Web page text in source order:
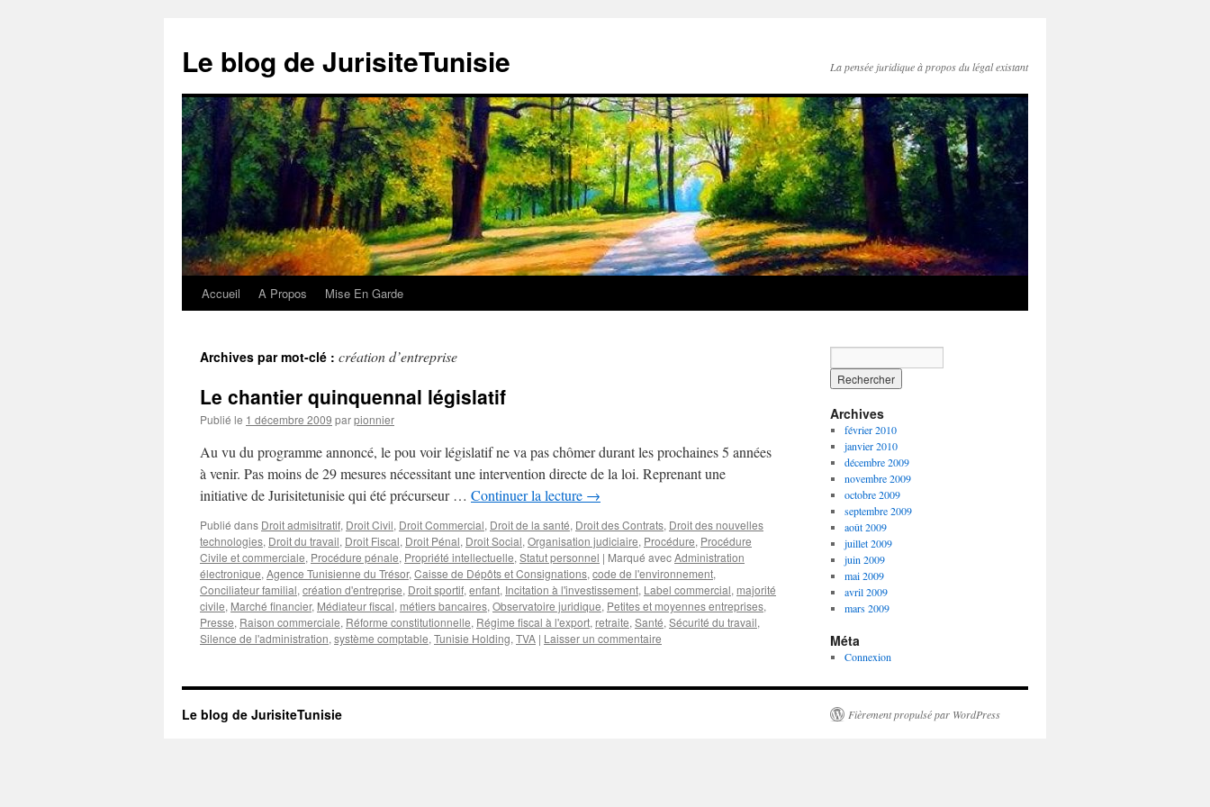
contenu
Le blog de JurisiteTunisie La pensée juridique à propos du légal existant
Accueil A Propos Mise En Garde
Archives par mot-clé : création d’entreprise
Le chantier quinquennal législatif
Publié le 1 décembre 2009 parpionnier
Au vu du programme annoncé, le pou voir législatif ne va pas chômer durant les prochaines 5 années
à venir. Pas moins de 29 mesures nécessitant une intervention directe de la loi. Reprenant une
initiative de Jurisitetunisie qui été précurseur … Continuer la lecture →
Publié dans Droit admisitratif, Droit Civil, Droit Commercial, Droit de la santé, Droit des Contrats, Droit des nouvelles
technologies, Droit du travail, Droit Fiscal, Droit Pénal, Droit Social, Organisation judiciaire, Procédure, Procédure
Civile et commerciale, Procédure pénale, Propriété intellectuelle, Statut personnel | Marqué avecAdministration
électronique, Agence Tunisienne du Trésor, Caisse de Dépôts et Consignations, code de l'environnement,
Conciliateur familial, création d'entreprise, Droit sportif, enfant, Incitation à l'investissement, Label commercial, majorité
civile, Marché financier, Médiateur fiscal, métiers bancaires, Observatoire juridique, Petites et moyennes entreprises,
Presse, Raison commerciale, Réforme constitutionnelle, Régime fiscal à l'export, retraite, Santé, Sécurité du travail,
Silence de l'administration, système comptable, Tunisie Holding, TVA | Laisser un commentaire
Archives
février 2010
janvier 2010
décembre 2009
novembre 2009
octobre 2009
septembre 2009
août 2009
juillet 2009
juin 2009
mai 2009
avril 2009
mars 2009
Méta
Connexion
Le blog de JurisiteTunisie Fièrement propulsé par WordPress